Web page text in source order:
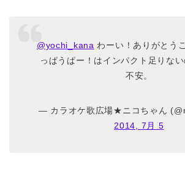
@yochi_kana わーい！ありがとう
っぱうぱー！はインパクト足りない
不安。
— カラオケ歌広場★ニコちゃん
2014, 7月 5